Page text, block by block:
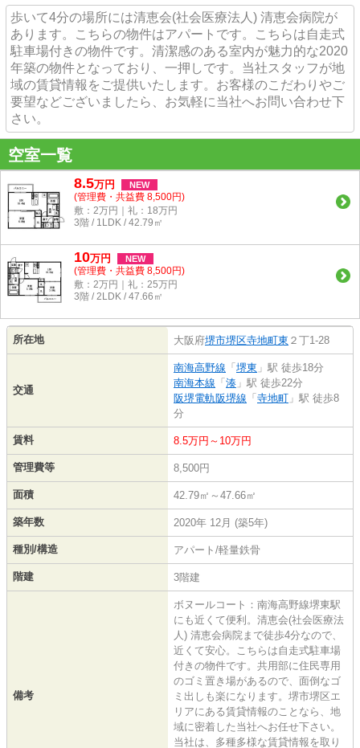
歩いて4分の場所には清恵会(社会医療法人) 清恵会病院が
あります。こちらの物件はアパートです。こちらは自走式
駐車場付きの物件です。清潔感のある室内が魅力的な2020
年築の物件となっており、一押しです。当社スタッフが地
域の賃貸情報をご提供いたします。お客様のこだわりやご
要望などございましたら、お気軽に当社へお問い合わせ下
さい。
空室一覧
8.5万円 NEW
(管理費・共益費 8,500円)
敷：2万円｜礼：18万円
3階 / 1LDK / 42.79㎡
10万円 NEW
(管理費・共益費 8,500円)
敷：2万円｜礼：25万円
3階 / 2LDK / 47.66㎡
所在地 大阪府堺市堺区寺地町東 ２丁1-28
交通
南海高野線 「 堺東 」駅 徒歩18分
南海本線 「 湊 」駅 徒歩22分
阪堺電軌阪堺線 「 寺地町 」駅 徒歩8
分
賃料 8.5万円～10万円
管理費等 8,500円
面積 42.79㎡～47.66㎡
築年数 2020年 12月 (築5年)
種別/構造 アパート/軽量鉄骨
階建 3階建
備考
ボヌールコート：南海高野線堺東駅
にも近くて便利。清恵会(社会医療法
人) 清恵会病院まで徒歩4分なので、
近くて安心。こちらは自走式駐車場
付きの物件です。共用部に住民専用
のゴミ置き場があるので、面倒なゴ
ミ出しも楽になります。堺市堺区エ
リアにある賃貸情報のことなら、地
域に密着した当社へお任せ下さい。
当社は、多種多様な賃貸情報を取り